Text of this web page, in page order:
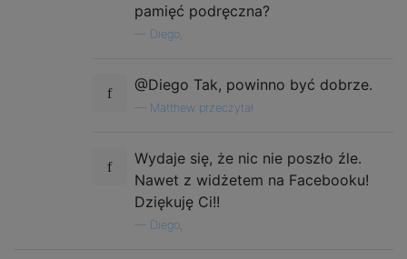
pamięć podręczna?
Diego,
@Diego Tak, powinno być dobrze.
Matthew przeczytał
Wydaje się, że nic nie poszło źle.
Nawet z widżetem na Facebooku!
Dziękuję Ci!!
Diego,